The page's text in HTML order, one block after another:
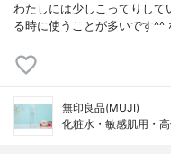
わたしには少しこってりして
る時に使うことが多いです^^
無印良品(MUJI)
化粧水・敏感肌用・